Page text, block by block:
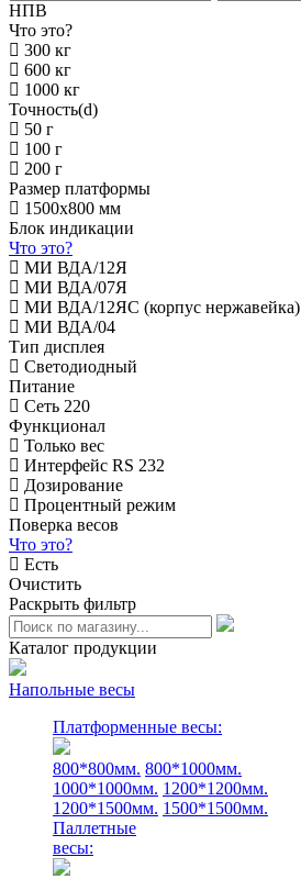
НПВ
Что это?
300 кг
600 кг
1000 кг
Точность(d)
50 г
100 г
200 г
Размер платформы
1500х800 мм
Блок индикации
Что это?
МИ ВДА/12Я
МИ ВДА/07Я
МИ ВДА/12ЯС (корпус нержавейка)
МИ ВДА/04
Тип дисплея
Светодиодный
Питание
Сеть 220
Функционал
Только вес
Интерфейс RS 232
Дозирование
Процентный режим
Поверка весов
Что это?
Есть
Очистить
Раскрыть фильтр
Каталог продукции
Напольные весы
Платформенные весы:
800*800мм. 800*1000мм.
1000*1000мм. 1200*1200мм.
1200*1500мм. 1500*1500мм.
Паллетные
весы: